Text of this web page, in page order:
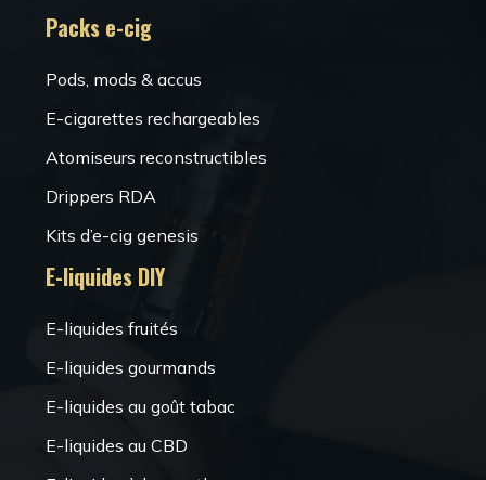
Packs e-cig
Pods, mods & accus
E-cigarettes rechargeables
Atomiseurs reconstructibles
Drippers RDA
Kits d’e-cig genesis
E-liquides DIY
E-liquides fruités
E-liquides gourmands
E-liquides au goût tabac
E-liquides au CBD